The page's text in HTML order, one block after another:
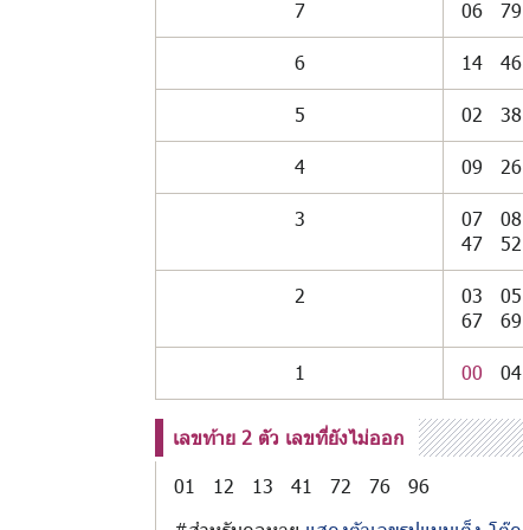
7 06 79
6 14 46
5 02 38
4 09 26
3 07 08
47
52
2 03 05
67
69
1 00 04
เลขท้าย 2 ตัว เลขที่ยังไม่ออก
01
12 13 41 72 76
96